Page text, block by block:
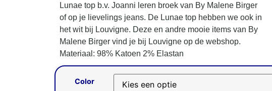
Lunae top b.v. Joanni leren broek van By Malene Birger
of op je lievelings jeans. De Lunae top hebben we ook in
het wit bij Louvigne. Deze en andre mooie items van By
Malene Birger vind je bij Louvigne op de webshop.
Materiaal: 98% Katoen 2% Elastan
Color